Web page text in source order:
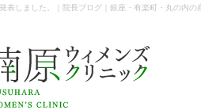
表しました。｜院長ブログ｜銀座・有楽町・丸の内